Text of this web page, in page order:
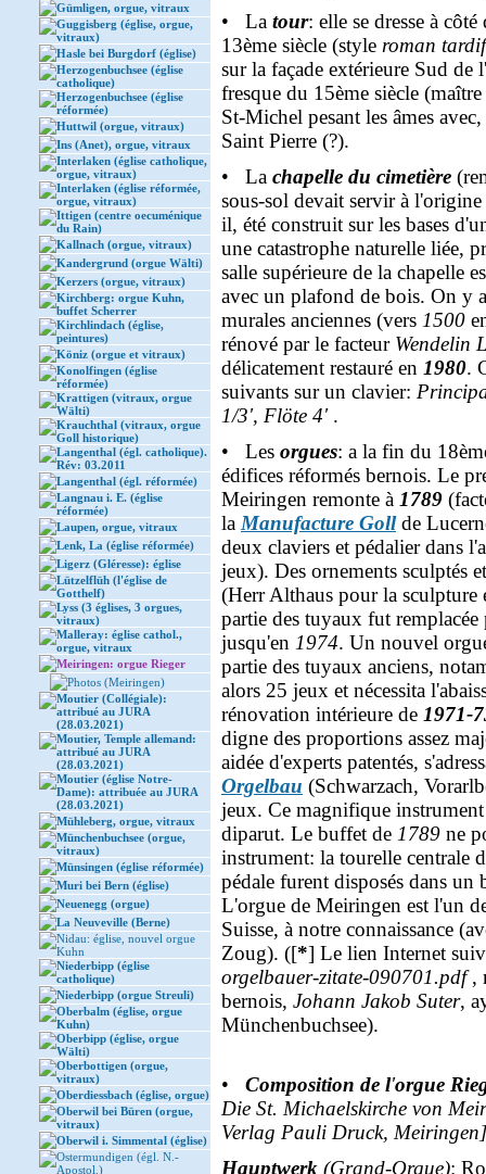
Gümligen, orgue, vitraux
Guggisberg (église, orgue,
vitraux)
Hasle bei Burgdorf (église)
Herzogenbuchsee (église
catholique)
Herzogenbuchsee (église
réformée)
Huttwil (orgue, vitraux)
Ins (Anet), orgue, vitraux
Interlaken (église catholique,
orgue, vitraux)
Interlaken (église réformée,
orgue, vitraux)
Ittigen (centre oecuménique
du Rain)
Kallnach (orgue, vitraux)
Kandergrund (orgue Wälti)
Kerzers (orgue, vitraux)
Kirchberg: orgue Kuhn,
buffet Scherrer
Kirchlindach (église,
peintures)
Köniz (orgue et vitraux)
Konolfingen (église
réformée)
Krattigen (vitraux, orgue
Wälti)
Krauchthal (vitraux, orgue
Goll historique)
Langenthal (égl. catholique).
Rév: 03.2011
Langenthal (égl. réformée)
Langnau i. E. (église
réformée)
Laupen, orgue, vitraux
Lenk, La (église réformée)
Ligerz (Gléresse): église
Lützelflüh (l'église de
Gotthelf)
Lyss (3 églises, 3 orgues,
vitraux)
Malleray: église cathol.,
orgue, vitraux
Meiringen: orgue Rieger
Photos (Meiringen)
Moutier (Collégiale):
attribué au JURA
(28.03.2021)
Moutier, Temple allemand:
attribué au JURA
(28.03.2021)
Moutier (église Notre-
Dame): attribuée au JURA
(28.03.2021)
Mühleberg, orgue, vitraux
Münchenbuchsee (orgue,
vitraux)
Münsingen (église réformée)
Muri bei Bern (église)
Neuenegg (orgue)
La Neuveville (Berne)
Nidau: église, nouvel orgue
Kuhn
Niederbipp (église
catholique)
Niederbipp (orgue Streuli)
Oberbalm (église, orgue
Kuhn)
Oberbipp (église, orgue
Wälti)
Oberbottigen (orgue,
vitraux)
Oberdiessbach (église, orgue)
Oberwil bei Büren (orgue,
vitraux)
Oberwil i. Simmental (église)
Ostermundigen (égl. N.-
Apostol.)
• La tour: elle se dresse à
13ème siècle (style roman tardif
sur la façade extérieure Sud
fresque du 15ème siècle
St-Michel pesant les âmes
Saint Pierre (?).
• La chapelle du cimetière
sous-sol devait servir à
il, été construit sur les bases
une catastrophe naturelle liée,
salle supérieure de la chapelle
avec un plafond de bois. On y
murales anciennes (vers 1500
rénové par le facteur Wendelin
délicatement restauré en 1980.
suivants sur un clavier:
1/3', Flöte 4'.
• Les orgues: a la fin du
édifices réformés bernois. Le
Meiringen remonte à 1789
la Manufacture Gollde
deux claviers et pédalier dans
jeux). Des ornements sculptés
(Herr Althaus pour la
partie des tuyaux fut
jusqu'en 1974. Un nouvel
partie des tuyaux anciens,
alors 25 jeux et nécessita
rénovation intérieure de 1971-
digne des proportions assez
aidée d'experts patentés,
Orgelbau (Schwarzach,
jeux. Ce magnifique
diparut. Le buffet de 1789 ne
instrument: la tourelle centrale
pédale furent disposés dans
L'orgue de Meiringen est l'un
Suisse, à notre connaissance
Zoug). ([*] Le lien Internet
orgelbauer-zitate-090701.pdf,
bernois, Johann Jakob Suter,
Münchenbuchsee).
• Composition de l'orgue
Die St. Michaelskirche von
Verlag Pauli Druck, Meiringen]
Hauptwerk (Grand-Orgue):